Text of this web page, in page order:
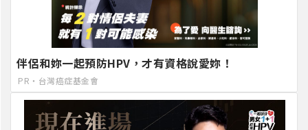
伴侶和妳一起預防HPV，才有資格說愛妳！
PR・台灣癌症基金會